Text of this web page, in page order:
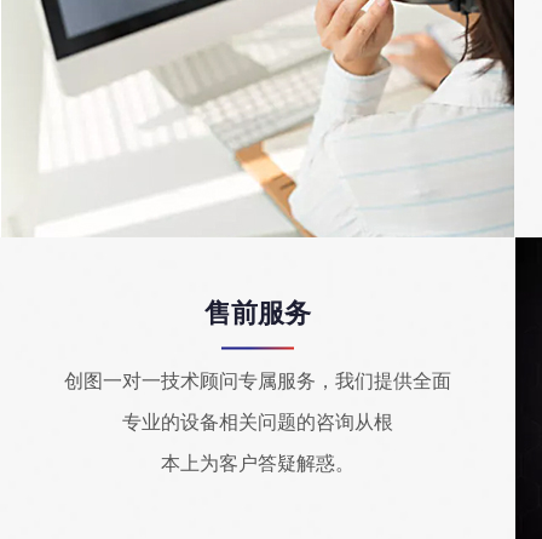
售前服务
创图一对一技术顾问专属服务，我们提供全面
专业的设备相关问题的咨询从根
本上为客户答疑解惑。